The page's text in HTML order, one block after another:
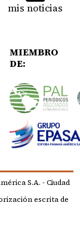
mis noticias
MIEMBRO
DE:
S.A. - Ciudad
escrita de